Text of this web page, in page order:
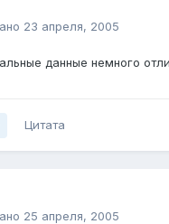
23 апреля, 2005
данные немного
Цитата
25 апреля, 2005